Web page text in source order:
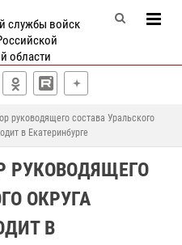
службы войск
области
руководящего состава Уральского
в Екатеринбурге
РУКОВОДЯЩЕГО
ОКРУГА
В